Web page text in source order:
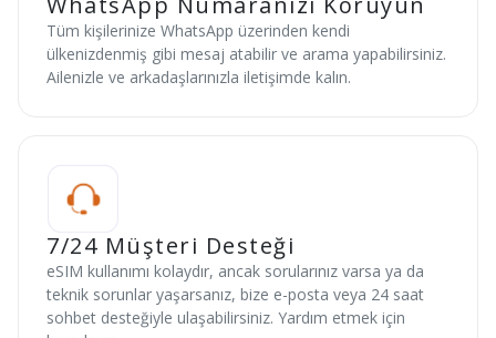
Tüm kişilerinize WhatsApp üzerinden kendi
ülkenizdenmiş gibi mesaj atabilir ve arama yapabilirsiniz.
Ailenizle ve arkadaşlarınızla iletişimde kalın.
7/24 Müşteri Desteği
eSIM kullanımı kolaydır, ancak sorularınız varsa ya da
teknik sorunlar yaşarsanız, bize e-posta veya 24 saat
sohbet desteğiyle ulaşabilirsiniz. Yardım etmek için